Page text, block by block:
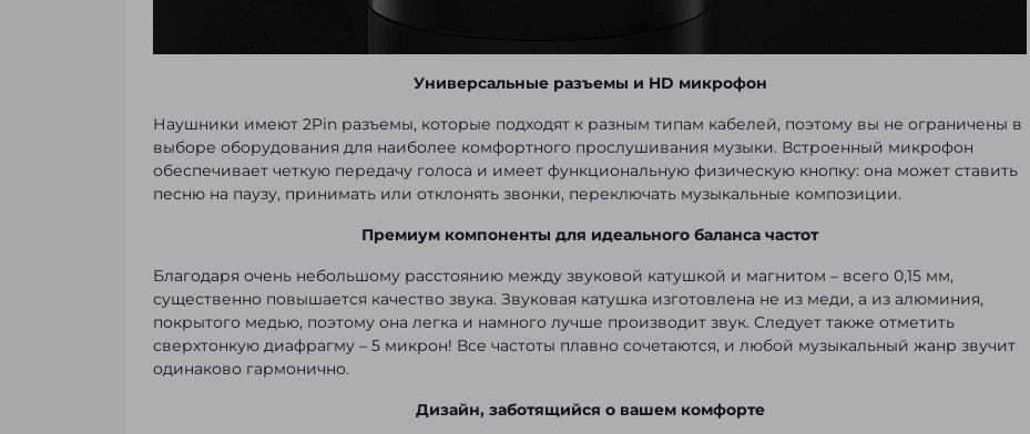
Универсальные разъемы и HD микрофон
Наушники имеют 2Pin разъемы, которые подходят к разным типам кабелей, поэтому вы не ограничены в
выборе оборудования для наиболее комфортного прослушивания музыки. Встроенный микрофон
обеспечивает четкую передачу голоса и имеет функциональную физическую кнопку: она может ставить
песню на паузу, принимать или отклонять звонки, переключать музыкальные композиции.
Премиум компоненты для идеального баланса частот
Благодаря очень небольшому расстоянию между звуковой катушкой и магнитом – всего 0,15 мм,
существенно повышается качество звука. Звуковая катушка изготовлена не из меди, а из алюминия,
покрытого медью, поэтому она легка и намного лучше производит звук. Следует также отметить
сверхтонкую диафрагму – 5 микрон! Все частоты плавно сочетаются, и любой музыкальный жанр звучит
одинаково гармонично.
Дизайн, заботящийся о вашем комфорте